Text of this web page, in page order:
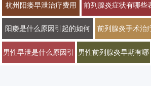
杭州阳痿早泄治疗费用
多少男科医院排名2026
前列腺炎症状有哪些
现？2026年男科专家
普治疗与预防方法
阳痿是什么原因引起的如何
治疗才能恢复
前列腺炎手术治
必要性有多大
男性早泄是什么原因引 男性前列腺炎早期有哪